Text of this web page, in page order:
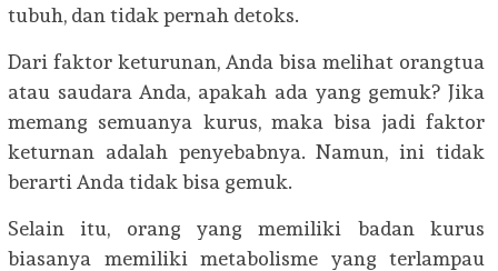
tubuh, dan tidak pernah detoks.
Dari faktor keturunan, Anda bisa melihat orangtua
atau saudara Anda, apakah ada yang gemuk? Jika
memang semuanya kurus, maka bisa jadi faktor
keturnan adalah penyebabnya. Namun, ini tidak
berarti Anda tidak bisa gemuk.
Selain itu, orang yang memiliki badan kurus
biasanya memiliki metabolisme yang terlampau